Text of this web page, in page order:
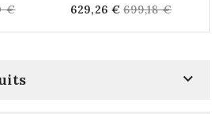
€
Fauteuils + 1 Table Ronde
629,26 € Regular
price
699,18 €
